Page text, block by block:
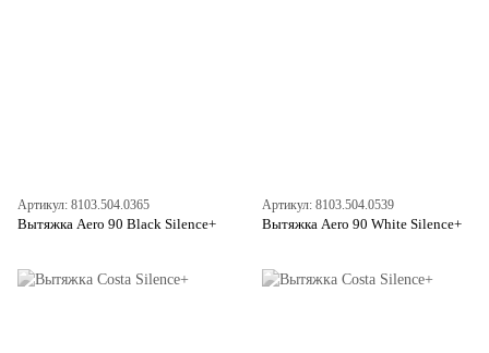
Артикул: 8103.504.0365
Вытяжка Aero 90 Black Silence+
Артикул: 8103.504.0539
Вытяжка Aero 90 White Silence+